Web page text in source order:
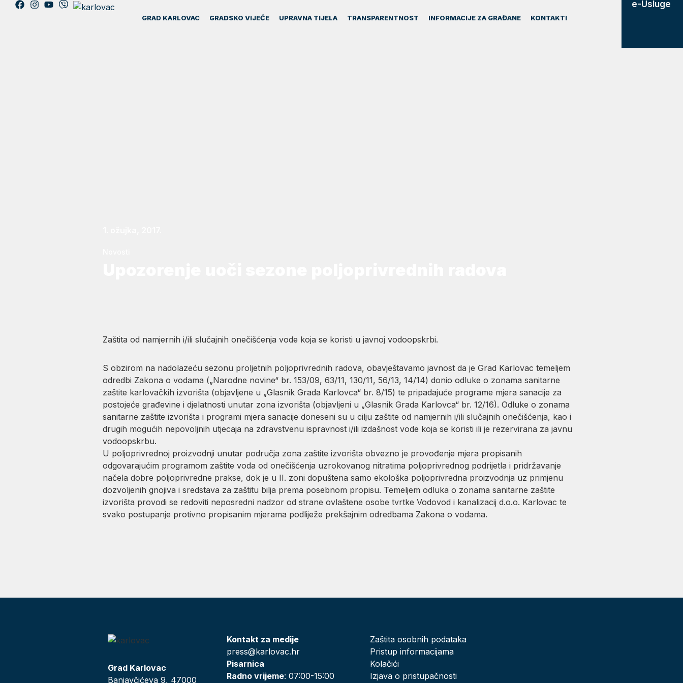
GRAD KARLOVAC GRADSKO VIJEĆE UPRAVNA TIJELA TRANSPARENTNOST INFORMACIJE ZA GRAĐANE KONTAKTI
e-Usluge
Zaštita od namjernih i/ili slučajnih onečišćenja vode koja se koristi u javnoj vodoopskrbi.
S obzirom na nadolazeću sezonu proljetnih poljoprivrednih radova, obavještavamo javnost da je Grad Karlovac temeljem
odredbi Zakona o vodama („Narodne novine“ br. 153/09, 63/11, 130/11, 56/13, 14/14) donio odluke o zonama sanitarne
zaštite karlovačkih izvorišta (objavljene u „Glasnik Grada Karlovca“ br. 8/15) te pripadajuće programe mjera sanacije za
postojeće građevine i djelatnosti unutar zona izvorišta (objavljeni u „Glasnik Grada Karlovca“ br. 12/16). Odluke o zonama
sanitarne zaštite izvorišta i programi mjera sanacije doneseni su u cilju zaštite od namjernih i/ili slučajnih onečišćenja, kao i
drugih mogućih nepovoljnih utjecaja na zdravstvenu ispravnost i/ili izdašnost vode koja se koristi ili je rezervirana za javnu
vodoopskrbu.
U poljoprivrednoj proizvodnji unutar područja zona zaštite izvorišta obvezno je provođenje mjera propisanih
odgovarajućim programom zaštite voda od onečišćenja uzrokovanog nitratima poljoprivrednog podrijetla i pridržavanje
načela dobre poljoprivredne prakse, dok je u II. zoni dopuštena samo ekološka poljoprivredna proizvodnja uz primjenu
dozvoljenih gnojiva i sredstava za zaštitu bilja prema posebnom propisu. Temeljem odluka o zonama sanitarne zaštite
izvorišta provodi se redoviti neposredni nadzor od strane ovlaštene osobe tvrtke Vodovod i kanalizacij d.o.o. Karlovac te
svako postupanje protivno propisanim mjerama podliježe prekšajnim odredbama Zakona o vodama.
Grad Karlovac
Banjavčićeva 9, 47000
Kontakt za medije
press@karlovac.hr
Pisarnica
Radno vrijeme: 07:00-15:00
Zaštita osobnih podataka
Pristup informacijama
Kolačići
Izjava o pristupačnosti